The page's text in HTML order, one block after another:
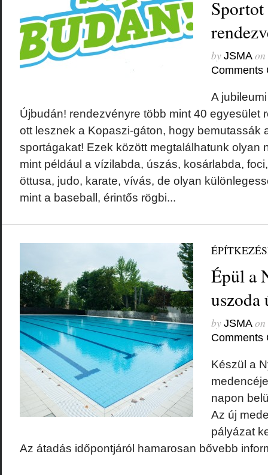
by JSMAon
Comments
A
Újbudán! rendezvényre több mint 40 egyesület
ott lesznek a Kopaszi-gáton, hogy bemutassák
sportágakat! Ezek között megtalálhatunk olyan
mint például a vízilabda, úszás, kosárlabda,
öttusa, judo, karate, vívás, de olyan
mint a baseball, érintős rögbi...
Épül a
uszoda
by JSMAon
Comments
Készül a
napon
Az új
pályázat
Az átadás időpontjáról hamarosan bővebb